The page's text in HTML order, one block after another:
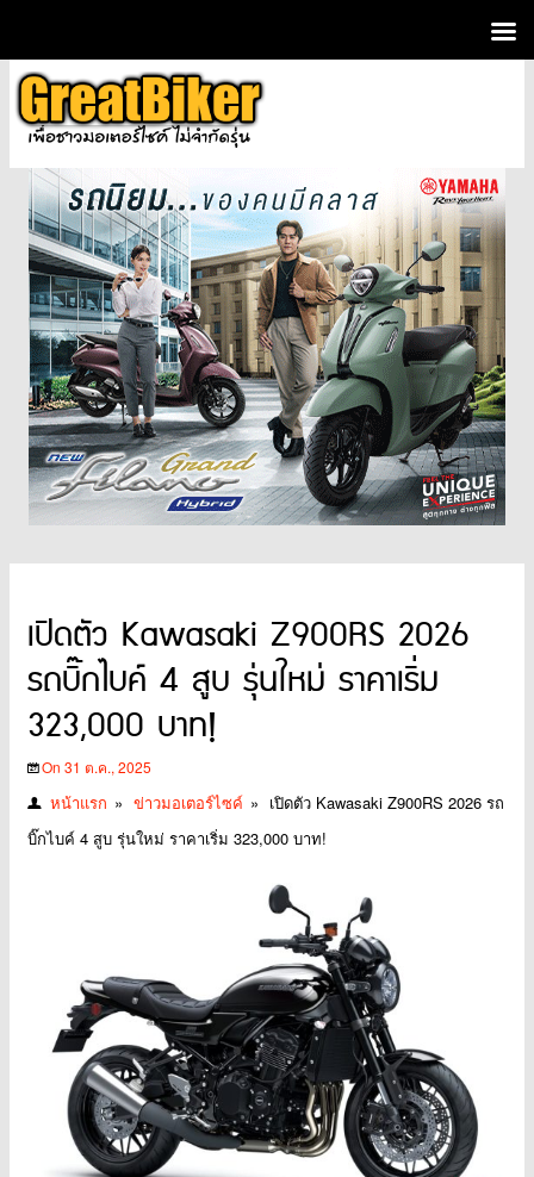
เปิดตัว Kawasaki Z900RS 2026
รถบิ๊กไบค์ 4 สูบ รุ่นใหม่ ราคาเริ่ม
323,000 บาท!
On 31 ต.ค., 2025
หน้าแรก » ข่าวมอเตอร์ไซค์ » เปิดตัว Kawasaki Z900RS 2026 รถ
บิ๊กไบค์ 4 สูบ รุ่นใหม่ ราคาเริ่ม 323,000 บาท!